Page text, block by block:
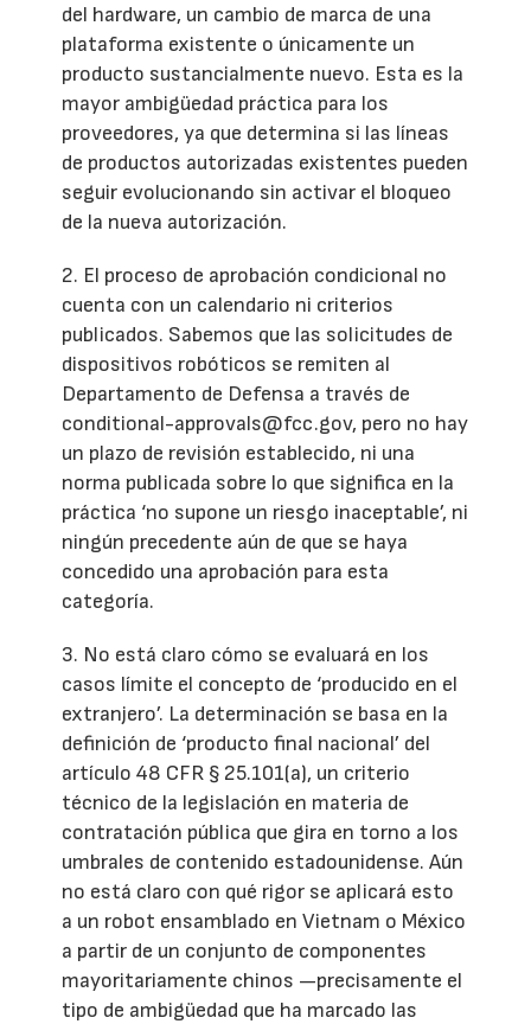
del hardware, un cambio de marca de una
plataforma existente o únicamente un
producto sustancialmente nuevo. Esta es la
mayor ambigüedad práctica para los
proveedores, ya que determina si las líneas
de productos autorizadas existentes pueden
seguir evolucionando sin activar el bloqueo
de la nueva autorización.
2. El proceso de aprobación condicional no
cuenta con un calendario ni criterios
publicados. Sabemos que las solicitudes de
dispositivos robóticos se remiten al
Departamento de Defensa a través de
conditional-approvals@fcc.gov, pero no hay
un plazo de revisión establecido, ni una
norma publicada sobre lo que significa en la
práctica ‘no supone un riesgo inaceptable’, ni
ningún precedente aún de que se haya
concedido una aprobación para esta
categoría.
3. No está claro cómo se evaluará en los
casos límite el concepto de ‘producido en el
extranjero’. La determinación se basa en la
definición de ‘producto final nacional’ del
artículo 48 CFR § 25.101(a), un criterio
técnico de la legislación en materia de
contratación pública que gira en torno a los
umbrales de contenido estadounidense. Aún
no está claro con qué rigor se aplicará esto
a un robot ensamblado en Vietnam o México
a partir de un conjunto de componentes
mayoritariamente chinos —precisamente el
tipo de ambigüedad que ha marcado las